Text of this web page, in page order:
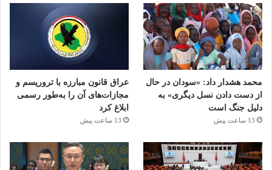
محمد هشدار داد: «سودان در حال
از دست دادن نسل دیگری» به
دلیل جنگ است
13 ساعت پیش
عراق قانون مبارزه با تروریسم و
مجازات‌های آن را به‌طور رسمی
ابلاغ کرد
13 ساعت پیش